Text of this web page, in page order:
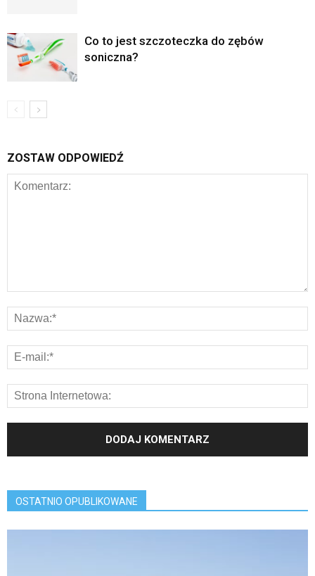
Co to jest szczoteczka do zębów
soniczna?
ZOSTAW ODPOWIEDŹ
OSTATNIO OPUBLIKOWANE